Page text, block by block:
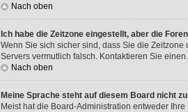
Nach oben
Ich habe die Zeitzone eingestellt, aber die
Wenn Sie sich sicher sind, dass Sie die
Servers vermutlich falsch. Kontaktieren Sie
Nach oben
Meine Sprache steht auf diesem Board nicht
Meist hat die Board-Administration entweder